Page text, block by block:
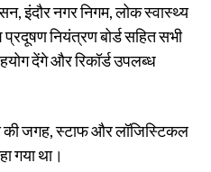
इंदौर नगर निगम, लोक स्वास्थ्य
नियंत्रण बोर्ड सहित सभी
देंगे और रिकॉर्ड उपलब्ध
जगह, स्टाफ और लॉजिस्टिकल
गया था।